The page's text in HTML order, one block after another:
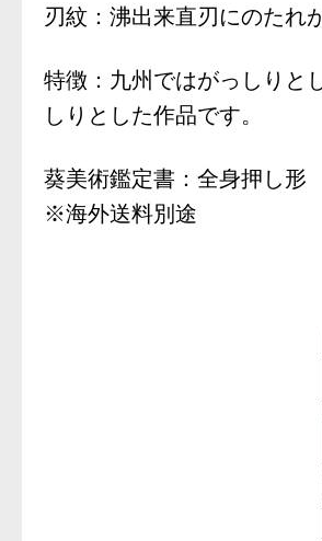
刃紋：沸出来直刃にのたれ
特徴：九州ではがっしりと
しりとした作品です。
葵美術鑑定書：全身押し形
※海外送料別途